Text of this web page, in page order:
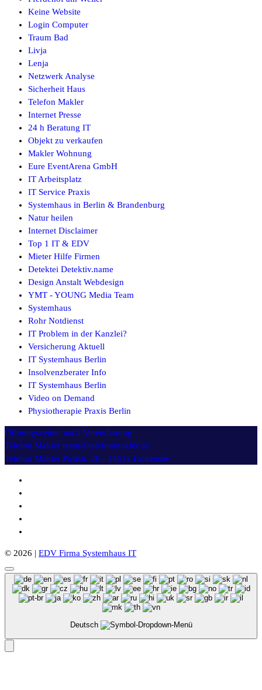
Keine Website
Login Computer
Traum Bad
Livja
Lenja
Netzwerk Analyse
Sicherheit Haus
Telefon Makler
Internet Presse
24 h Beratung IT
Objekt zu verkaufen
Makler Wohnung
Eure EventArena GmbH
IT Arbeitsplatz
IT Service Praxis
Systemhaus in Berlin & Brandenburg
Natur heilen
Internet Disclaimer
Top 1 IT & EDV
Mieter Hilfe Firmen
Detektei Detektiv.name
Design Anstalt Webdesign
YMT - YOUNG Media Team
Systemhaus
Rohr Notdienst
IT Problem in der Kanzlei?
Versicherung Aktuell
IT Systemhaus Berlin
Insolvenzberater Info
IT Systemhaus Berlin
Video on Demand
Physiotherapie Praxis Berlin
Öffnungszeiten nach Vereinbarung
Telefon Makler team@telefonmakler.de
Telefon Makler Poststr. 26 - 14612 Falkensee
© 2026 | EDV Firma Systemhaus IT
Deutsch